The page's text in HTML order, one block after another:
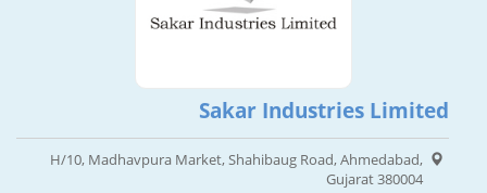
Sakar Industries Limited
H/10, Madhavpura Market, Shahibaug Road, Ahmedabad,
Gujarat 380004